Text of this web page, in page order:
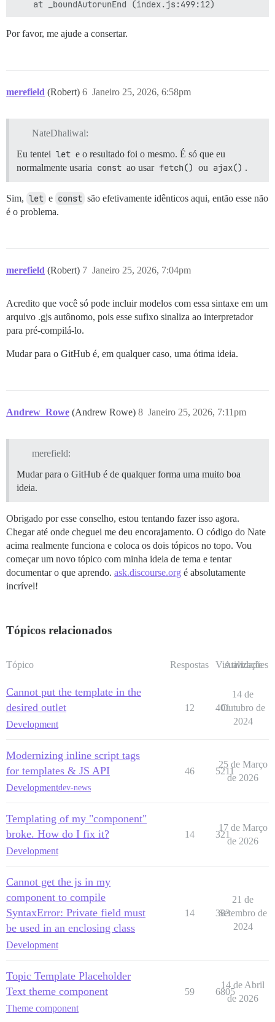
Por favor, me ajude a consertar.
merefield (Robert) Janeiro 25, 2026, 6:58pm
6
NateDhaliwal:
Eu tentei let e o resultado foi o mesmo. É só que eu
normalmente usaria const ao usar fetch() ou ajax() .
Sim, let e const são efetivamente idênticos aqui, então esse não
é o problema.
merefield (Robert) Janeiro 25, 2026, 7:04pm
7
Acredito que você só pode incluir modelos com essa sintaxe em um
arquivo .gjs autônomo, pois esse sufixo sinaliza ao interpretador
para pré-compilá-lo.
Mudar para o GitHub é, em qualquer caso, uma ótima ideia.
Andrew_Rowe (Andrew Rowe) Janeiro 25, 2026, 7:11pm
8
merefield:
Mudar para o GitHub é de qualquer forma uma muito boa
ideia.
Obrigado por esse conselho, estou tentando fazer isso agora.
Chegar até onde cheguei me deu encorajamento. O código do Nate
acima realmente funciona e coloca os dois tópicos no topo. Vou
começar um novo tópico com minha ideia de tema e tentar
documentar o que aprendo. ask.discourse.org é absolutamente
incrível!
Tópicos relacionados
Tópico Respostas Visualizações
Atividade
Cannot put the template in the
desired outlet
Development
12 401
14 de
Outubro de
2024
Modernizing inline script tags
for templates & JS API
Developmentdev-news
46 5211
25 de Março
de 2026
Templating of my "component"
broke. How do I fix it?
Development
14 321
17 de Março
de 2026
Cannot get the js in my
component to compile
SyntaxError: Private field must
be used in an enclosing class
Development
14 383
21 de
Setembro de
2024
Topic Template Placeholder
Text theme component
Theme component
59 6805
14 de Abril
de 2026